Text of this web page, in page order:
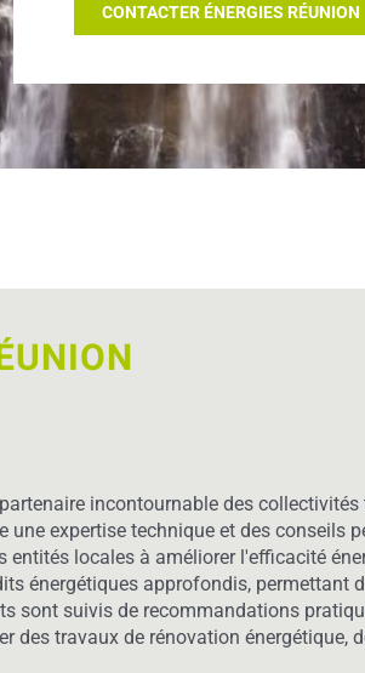
CONTACTER ÉNERGIES RÉUNION
incontournable des
expertise technique et des conseils
locales à améliorer l'efficacité
énergétiques approfondis, permettant
sont suivis de recommandations
des travaux de rénovation énergétique,